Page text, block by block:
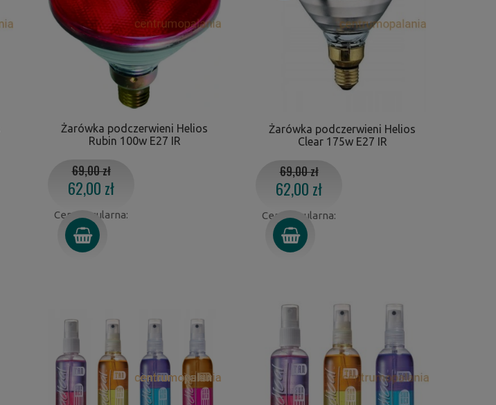
Żarówka podczerwieni Helios
Rubin 100w E27 IR
62,00 zł
Cena regularna:
69,00 zł
Żarówka podczerwieni Helios
Clear 175w E27 IR
62,00 zł
Cena regularna:
69,00 zł